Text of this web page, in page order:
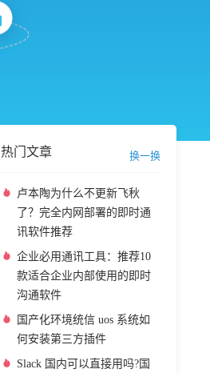
热门文章 换一换
卢本陶为什么不更新飞秋
了？完全内网部署的即时通
讯软件推荐
企业必用通讯工具：推荐10
款适合企业内部使用的即时
沟通软件
国产化环境统信 uos 系统如
何安装第三方插件
Slack 国内可以直接用吗?国